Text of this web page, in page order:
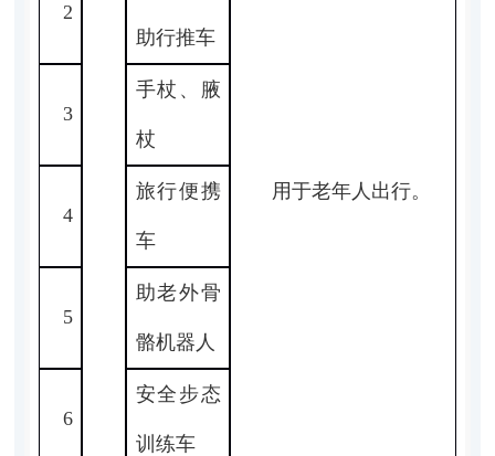
用于老年人出行。
2
助行推车
3
手杖、腋
杖
4
旅行便携
车
5
助老外骨
骼机器人
6
安全步态
训练车